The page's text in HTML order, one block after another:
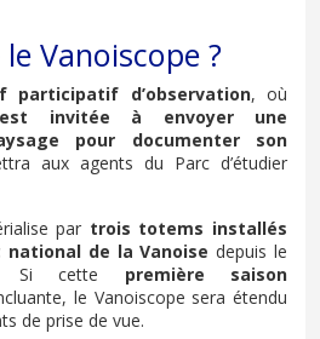
le Vanoiscope ?
participatif d’observation, où
est invitée à envoyer une
pour documenter son
aux agents du Parc d’étudier
par trois totems installés
de la Vanoise depuis le
Si cette première saison
le Vanoiscope sera étendu
de prise de vue.